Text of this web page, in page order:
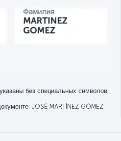
без специальных символов.
JOSÉ MARTÍNEZ GÓMEZ